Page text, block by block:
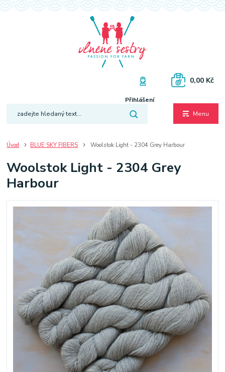
Menu
Přihlášení
0,00 Kč
Úvod BLUE SKY FIBERS Woolstok Light - 2304 Grey Harbour
Woolstok Light - 2304 Grey
Harbour